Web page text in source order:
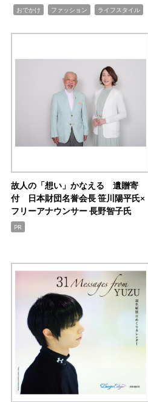
おでかけ ファッション ライフスタイル
故人の「想い」かなえる 遺贈寄
付 日本財団名誉会長 笹川陽平氏×
フリーアナウンサー 長野智子氏
PR